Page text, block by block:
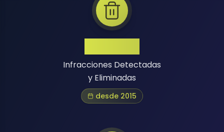
Infracciones Detectadas
y Eliminadas
desde 2015